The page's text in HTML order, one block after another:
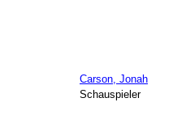
Carson, Jonah
Schauspieler